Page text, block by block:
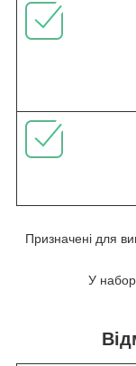
Призначені для
У